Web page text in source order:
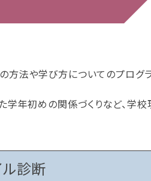
方法や学び方についてのプログ
年初めの関係づくりなど、学校
診断